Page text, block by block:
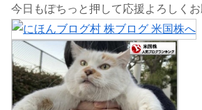
今日もぽちっと押して応援よろしくお